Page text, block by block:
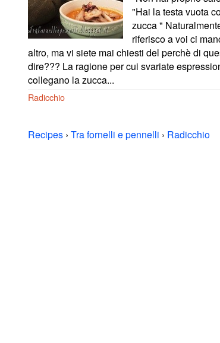
"Hai la testa vuota
zucca "
riferisco a voi ci
altro, ma vi siete mai chiesti del perchè di
dire??? La ragione per cui svariate
collegano la zucca...
Radicchio
Recipes › Tra fornelli e pennelli › Radicchio